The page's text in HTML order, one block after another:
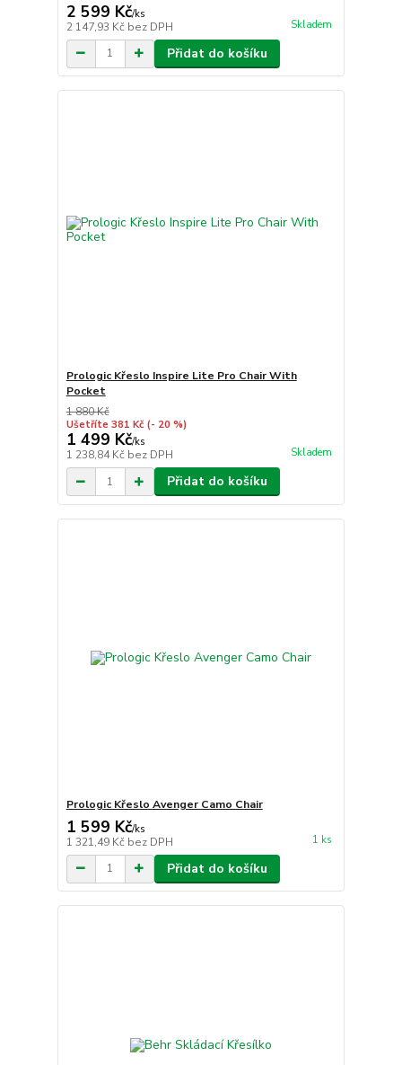
2 599 Kč/ks
2 147,93 Kč bez DPH Skladem
Přidat do košíku
Prologic Křeslo Inspire Lite Pro Chair With
Pocket
1 880 Kč
Ušetříte 381 Kč (- 20 %)
1 499 Kč/ks
1 238,84 Kč bez DPH Skladem
Přidat do košíku
Prologic Křeslo Avenger Camo Chair
1 599 Kč/ks
1 321,49 Kč bez DPH 1 ks
Přidat do košíku